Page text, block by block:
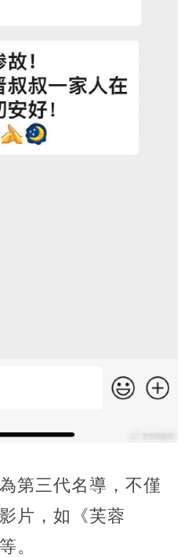
第三代名導，不僅
片，如《芙蓉
。